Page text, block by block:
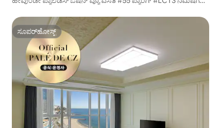
ಸೂಪರ್‌ಹೋಸ್ಟ್
ಸೂಪರ್‌ಹೋಸ್ಟ್